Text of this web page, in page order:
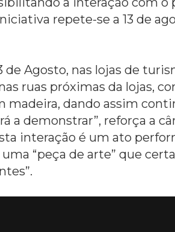
repete-se a 13 de
de Agosto, nas lojas de
ruas próximas da lojas,
madeira, dando assim
a demonstrar”, reforça a
interação é um ato
“peça de arte” que